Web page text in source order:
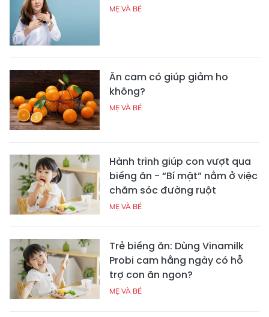
MẸ VÀ BÉ
Ăn cam có giúp giảm ho
không?
MẸ VÀ BÉ
Hành trình giúp con vượt qua
biếng ăn - “Bí mật” nằm ở việc
chăm sóc đường ruột
MẸ VÀ BÉ
Trẻ biếng ăn: Dùng Vinamilk
Probi cam hằng ngày có hỗ
trợ con ăn ngon?
MẸ VÀ BÉ